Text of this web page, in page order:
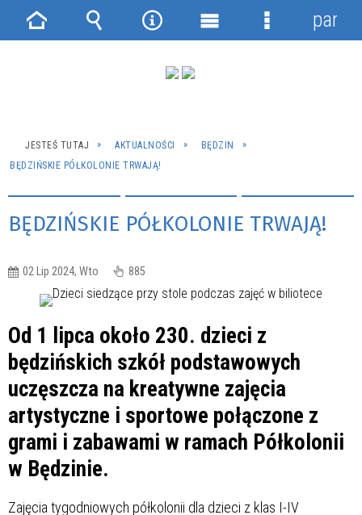
JESTEŚ TUTAJ AKTUALNOŚCI
BĘDZIN
BĘDZIŃSKIE PÓŁKOLONIE TRWAJĄ!
BĘDZIŃSKIE PÓŁKOLONIE TRWAJĄ!
02 Lip 2024, Wto 885
Od 1 lipca około 230. dzieci z
będzińskich szkół podstawowych
uczęszcza na kreatywne zajęcia
artystyczne i sportowe połączone z
grami i zabawami w ramach Półkolonii
w Będzinie.
Zajęcia tygodniowych półkolonii dla dzieci z klas I-IV
Strona Wyszukiwarka
NarzędziaMenu
Menu
panel